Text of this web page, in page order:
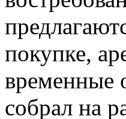
покупке,
временные
собрал на